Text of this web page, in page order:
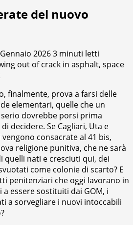
del nuovo
20263 minuti letti
finalmente, prova a farsi delle
elementari, quelle che un
dovrebbe porsi prima
decidere. Se Cagliari, Uta e
vengono consacrate al 41 bis,
religione punitiva, che ne sarà
quelli nati e cresciuti qui, dei
come colonie di scarto? E
penitenziari che oggi lavorano in
essere sostituiti dai GOM, i
a sorvegliare i nuovi intoccabili